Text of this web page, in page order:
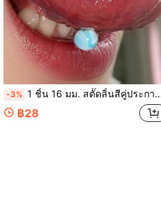
-3% 1 ชิ้น 16 มม. สตั๊ดลิ้นสีคู่ประกายรุ้งสไตล์พังก์อะคริลิกไทเทเนียมสตีลพร้อมปลายลูกบอลคู่, เครื่องประดับเจาะลิ้นยูนิเซ็กซ์
฿28